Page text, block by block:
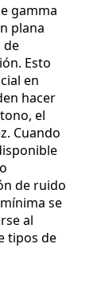
gamma
plana
de
Esto
en
hacer
el
Cuando
de ruido
se
al
tipos de